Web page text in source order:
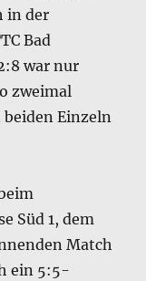
in der
Bad
war nur
zweimal
Einzeln
Süd 1, dem
Match
ein 5:5-